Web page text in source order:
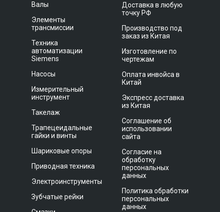
Валы
Элементы
трансмиссии
Техника
автоматизации
Siemens
Насосы
Измерительный
инструмент
Такелаж
Трапецеидальные
гайки и винты
Шариковые опоры
Приводная техника
Электроинструменты
Зубчатые рейки
Доставка в любую
точку РФ
Производство под
заказ из Китая
Изготовление по
чертежам
Оплата инвойса в
Китай
Экспресс доставка
из Китая
Соглашение об
использовании
сайта
Согласие на
обработку
персональных
данных
Политика обработки
персональных
данных